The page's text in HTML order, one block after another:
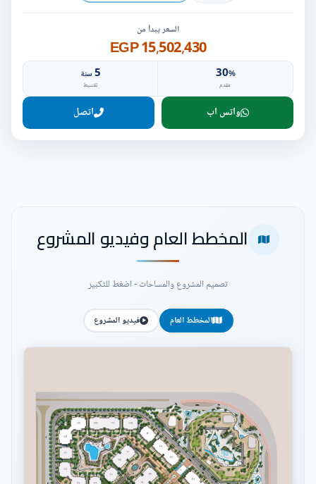
السعر يبدأ من
15,502,430 EGP
30%
مقدم
5سنة
تقسيط
واتس اب اتصل
المخطط العام وفيديو المشروع
تصميم المشروع والمساحات - اضغط للتكبير
المخطط العام فيديو المشروع